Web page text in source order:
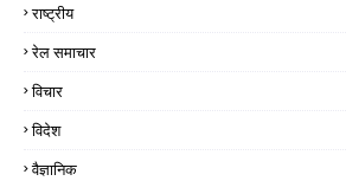
राष्ट्रीय
रेल समाचार
विचार
विदेश
वैज्ञानिक